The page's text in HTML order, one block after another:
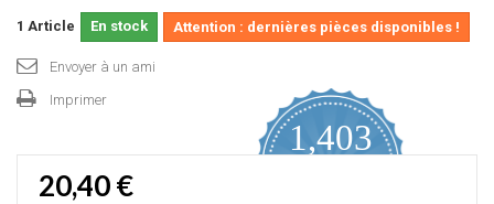
1 Article En stock Attention : dernières pièces disponibles !
Envoyer à un ami
1,403
Imprimer
20,40 €